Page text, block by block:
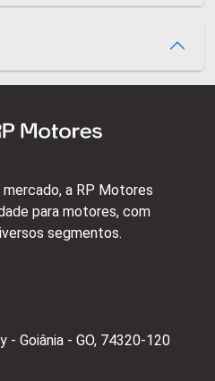
a RP Motores
para motores, com
segmentos.
- Goiânia - GO, 74320-120